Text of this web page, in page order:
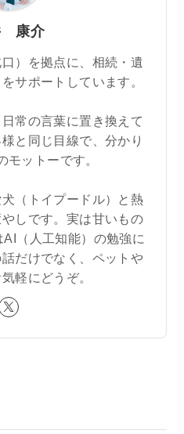
康介
）を拠点に、相続・遺
サポートしています。
常の言葉に置き換えて
と同じ目線で、分かり
モットーです。
（トイプードル）と熱
しです。実は甘いもの
（人工知能）の勉強に
だけでなく、ペットや
軽にどうぞ。